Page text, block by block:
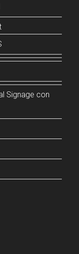
Signage con